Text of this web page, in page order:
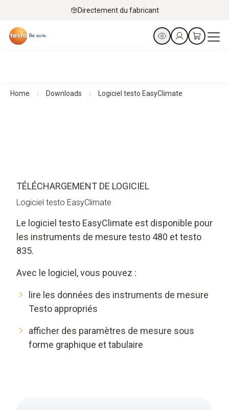
Directement du fabricant
Home Downloads Logiciel testo EasyClimate
TÉLÉCHARGEMENT DE LOGICIEL
Logiciel testo EasyClimate
Le logiciel testo EasyClimate est disponible pour
les instruments de mesure testo 480 et testo
835.
Avec le logiciel, vous pouvez :
lire les données des instruments de mesure
Testo appropriés
afficher des paramètres de mesure sous
forme graphique et tabulaire